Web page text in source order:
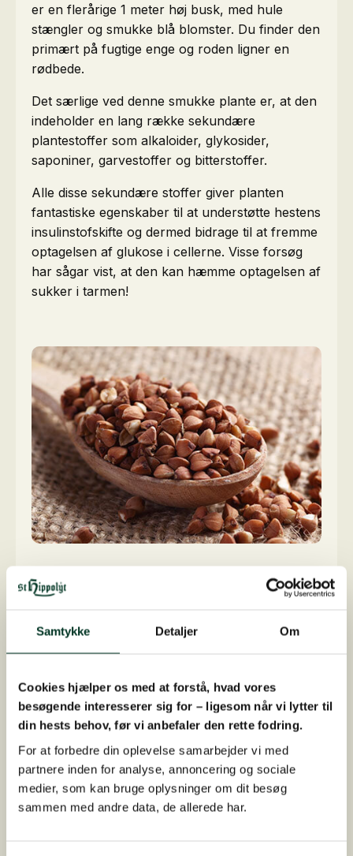
Samtykke Detaljer Om
Cookies hjælper os med at forstå, hvad vores
besøgende interesserer sig for – ligesom når vi lytter til
din hests behov, før vi anbefaler den rette fodring.
For at forbedre din oplevelse samarbejder vi med
partnere inden for analyse, annoncering og sociale
medier, som kan bruge oplysninger om dit besøg
sammen med andre data, de allerede har.
er en flerårige 1 meter høj busk, med hule
stængler og smukke blå blomster. Du finder den
primært på fugtige enge og roden ligner en
rødbede.
Det særlige ved denne smukke plante er, at den
indeholder en lang række sekundære
plantestoffer som alkaloider, glykosider,
saponiner, garvestoffer og bitterstoffer.
Alle disse sekundære stoffer giver planten
fantastiske egenskaber til at understøtte hestens
insulinstofskifte og dermed bidrage til at fremme
optagelsen af glukose i cellerne. Visse forsøg
har sågar vist, at den kan hæmme optagelsen af
sukker i tarmen!
Bukkehornsfrø
er særdeles nærende med et højt indhold af olie
på 8 % og et indhold af protein på 20 %. Men
frøene. Det store indhold af gode gavnlige
slimstoffer skal heller ikke glemmes, ca. 20-45
% findes der i frøene.
Det særlige er dog, at frøene indeholder
saponiner foruden en masse andre bitterstoffer
og flavonoider. Saponinerne er især